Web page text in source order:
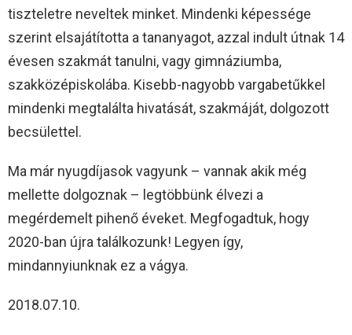
tiszteletre neveltek minket. Mindenki képessége
szerint elsajátította a tananyagot, azzal indult útnak 14
évesen szakmát tanulni, vagy gimnáziumba,
szakközépiskolába. Kisebb-nagyobb vargabetűkkel
mindenki megtalálta hivatását, szakmáját, dolgozott
becsülettel.
Ma már nyugdíjasok vagyunk – vannak akik még
mellette dolgoznak – legtöbbünk élvezi a
megérdemelt pihenő éveket. Megfogadtuk, hogy
2020-ban újra találkozunk! Legyen így,
mindannyiunknak ez a vágya.
2018.07.10.